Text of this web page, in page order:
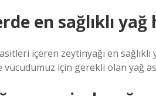
en sağlıklı
içeren zeytinyağı en
vücudumuz için gerekli olan yağ